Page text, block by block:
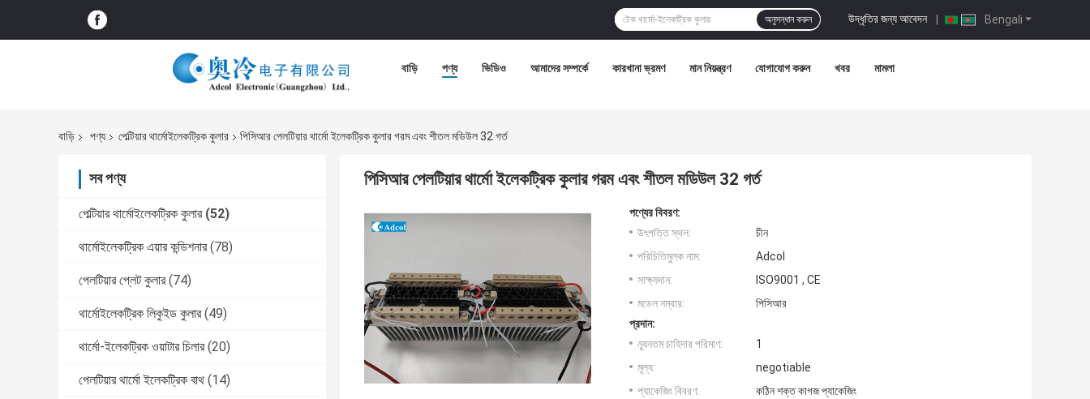
Bengali
উদ্ধৃতির জন্য আবেদন |
অনুসন্ধান করুন
বাড়ি পণ্য ভিডিও আমাদের সম্পর্কে কারখানা ভ্রমণ মান নিয়ন্ত্রণ যোগাযোগ করুন খবর মামলা
বাড়ি পণ্য পেল্টিয়ার থার্মোইলেকট্রিক কুলার পিসিআর পেলটিয়ার থার্মো ইলেকট্রিক কুলার গরম এবং শীতল মডিউল 32 গর্ত
সব পণ্য
পেল্টিয়ার থার্মোইলেকট্রিক কুলার (52)
থার্মোইলেকট্রিক এয়ার কন্ডিশনার (78)
পেলটিয়ার প্লেট কুলার (74)
থার্মোইলেকট্রিক লিকুইড কুলার (49)
থার্মো-ইলেকট্রিক ওয়াটার চিলার (20)
পেলটিয়ার থার্মো ইলেকট্রিক বাথ (14)
পিসিআর পেলটিয়ার থার্মো ইলেকট্রিক কুলার গরম এবং শীতল মডিউল 32 গর্ত
পণ্যের বিবরণ:
উৎপত্তি স্থল:
চীন
পরিচিতিমুলক নাম:
Adcol
সাক্ষ্যদান:
ISO9001 , CE
মডেল নম্বার:
পিসিআর
প্রদান:
ন্যূনতম চাহিদার পরিমাণ:
1
মূল্য:
negotiable
প্যাকেজিং বিবরণ:
কঠিন শক্ত কাগজ প্যাকেজিং